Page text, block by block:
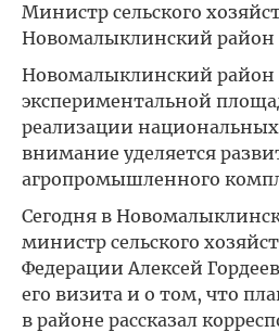
Министр сельского
Новомалыклинский район
Новомалыклинский район
экспериментальной
реализации
внимание уделяется
агропромышленного
Сегодня в
министр сельского
Федерации Алексей
его визита и о том, что
в районе рассказал